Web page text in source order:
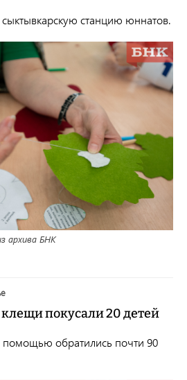
станцию юннатов.
архива БНК
покусали 20 детей
помощью обратились почти 90